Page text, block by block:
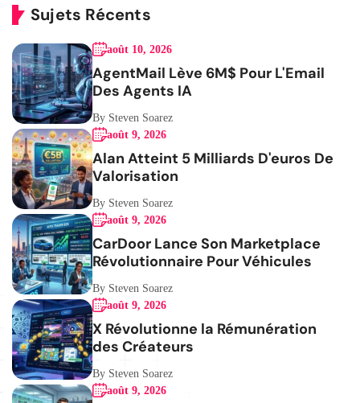
Sujets Récents
août 10, 2026
AgentMail Lève 6M$ Pour L'Email
Des Agents IA
By Steven Soarez
août 9, 2026
Alan Atteint 5 Milliards D'euros De
Valorisation
By Steven Soarez
août 9, 2026
CarDoor Lance Son Marketplace
Révolutionnaire Pour Véhicules
By Steven Soarez
août 9, 2026
X Révolutionne la Rémunération
des Créateurs
By Steven Soarez
août 9, 2026